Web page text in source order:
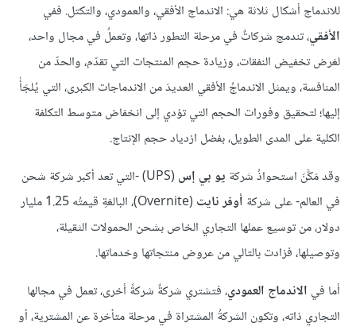
للاندماج أشكال ثلاثة هي: الاندماج الأفقي، والعمودي، والتكتل. ففي
الأفقي، تندمج شركاتٌ في مرحلة التطور ذاتها، وتعملُ في مجال واحد،
لغرض تخفيض النفقات، وزيادة حجم المنتجات التي تقدّم، والحدِّ من
المنافسة، ويمثل الاندماجُ الأفقي العديدَ من الاندماجات الكبرى، التي يُلجَأُ
إليها؛ لتحقيق وفورات الحجم التي تؤدي إلى انخفاض متوسط التكلفة
الكلية على المدى الطويل، بفضل ازدياد حجم الإنتاج.
وقد مَكَّنَ استحواذُ شركة يو بي إس
(UPS) -التي تعد أكبر شركة شحن
في العالم- على شركة أوفر نايت
(Overnite)، البالغةِ قيمتُه 1.25 مليار
دولار، من توسيع عملها التجاري الخاص بشحن الحمولات الثقيلة،
وتوصيلها، فزادت بالتالي من عروض منتجاتها وخدماتها.
أما في الاندماج العمودي، فتشتري شركةٌ شركةً أخرى، تعمل في مجالها
التجاري ذاته، وتكون الشركةُ المشتراة في مرحلة متأخرة عن المشترية، أو